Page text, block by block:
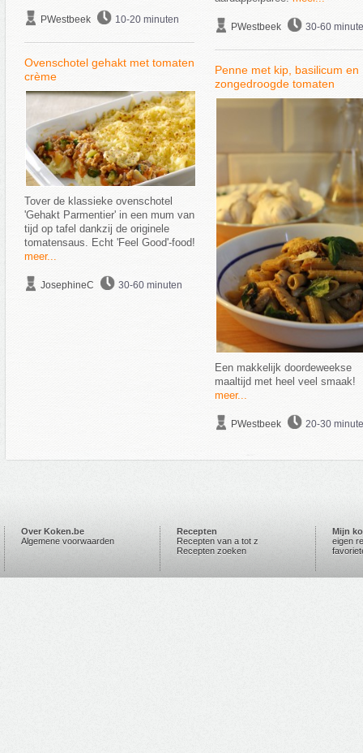
PWestbeek 10-20 minuten
Ovenschotel gehakt met tomaten
crème
Tover de klassieke ovenschotel
'Gehakt Parmentier' in een mum van
tijd op tafel dankzij de originele
tomatensaus. Echt 'Feel Good'-food!
meer...
JosephineC 30-60 minuten
PWestbeek 30-60
Penne met kip, basilicum en
zongedroogde tomaten
Een makkelijk doordeweekse
maaltijd met heel veel smaak!
meer...
PWestbeek 20-30
Over Koken.be
Algemene voorwaarden
Recepten
Recepten van a tot z
Recepten zoeken
Mijn
eigen